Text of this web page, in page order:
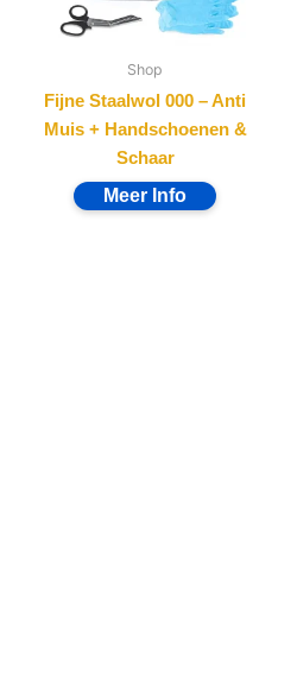
Shop
Fijne Staalwol 000 – Anti
Muis + Handschoenen &
Schaar